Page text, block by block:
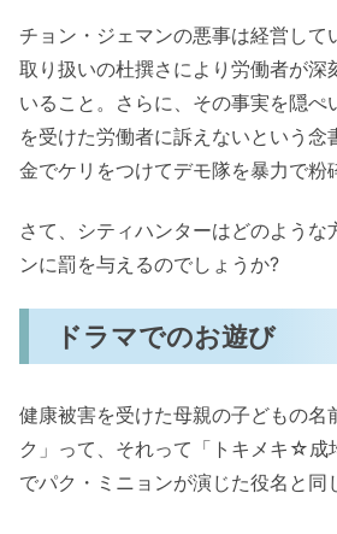
チョン・ジェマンの悪事は経営して
取り扱いの杜撰さにより労働者が深
いること。さらに、その事実を隠ぺ
を受けた労働者に訴えないという念
金でケリをつけてデモ隊を暴力で粉
さて、シティハンターはどのような
ンに罰を与えるのでしょうか?
ドラマでのお遊び
健康被害を受けた母親の子どもの名
ク」って、それって「トキメキ☆成
でパク・ミニョンが演じた役名と同